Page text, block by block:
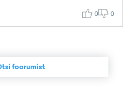
0 0
foorumist